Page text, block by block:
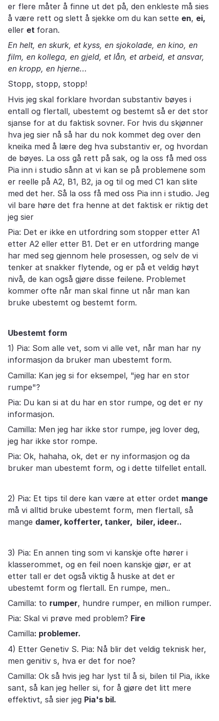
er flere måter å finne ut det på, den enkleste må sies
å være rett og slett å sjekke om du kan sette en, ei,
eller et foran.
En helt, en skurk, et kyss, en sjokolade, en kino, en
film, en kollega, en gjeld, et lån, et arbeid, et ansvar,
en kropp, en hjerne...
Stopp, stopp, stopp!
Hvis jeg skal forklare hvordan substantiv bøyes i
entall og flertall, ubestemt og bestemt så er det stor
sjanse for at du faktisk sovner. For hvis du skjønner
hva jeg sier nå så har du nok kommet deg over den
kneika med å lære deg hva substantiv er, og hvordan
de bøyes. La oss gå rett på sak, og la oss få med oss
Pia inn i studio sånn at vi kan se på problemene som
er reelle på A2, B1, B2, ja og til og med C1 kan slite
med det her. Så la oss få med oss Pia inn i studio. Jeg
vil bare høre det fra henne at det faktisk er riktig det
jeg sier
Pia: Det er ikke en utfordring som stopper etter A1
etter A2 eller etter B1. Det er en utfordring mange
har med seg gjennom hele prosessen, og selv de vi
tenker at snakker flytende, og er på et veldig høyt
nivå, de kan også gjøre disse feilene. Problemet
kommer ofte når man skal finne ut når man kan
bruke ubestemt og bestemt form.
Ubestemt form
1) Pia: Som alle vet, som vi alle vet, når man har ny
informasjon da bruker man ubestemt form.
Camilla: Kan jeg si for eksempel, "jeg har en stor
rumpe"?
Pia: Du kan si at du har en stor rumpe, og det er ny
informasjon.
Camilla: Men jeg har ikke stor rumpe, jeg lover deg,
jeg har ikke stor rompe.
Pia: Ok, hahaha, ok, det er ny informasjon og da
bruker man ubestemt form, og i dette tilfellet entall.
2) Pia: Et tips til dere kan være at etter ordet mange
må vi alltid bruke ubestemt form, men flertall, så
mange damer, kofferter, tanker, biler, ideer..
3) Pia: En annen ting som vi kanskje ofte hører i
klasserommet, og en feil noen kanskje gjør, er at
etter tall er det også viktig å huske at det er
ubestemt form og flertall. En rumpe, men..
Camilla: to rumper, hundre rumper, en million rumper.
Pia: Skal vi prøve med problem? Fire
Camilla: problemer.
4) Etter Genetiv S. Pia: Nå blir det veldig teknisk her,
men genitiv s, hva er det for noe?
Camilla: Ok så hvis jeg har lyst til å si, bilen til Pia, ikke
sant, så kan jeg heller si, for å gjøre det litt mere
effektivt, så sier jeg Pia's bil.